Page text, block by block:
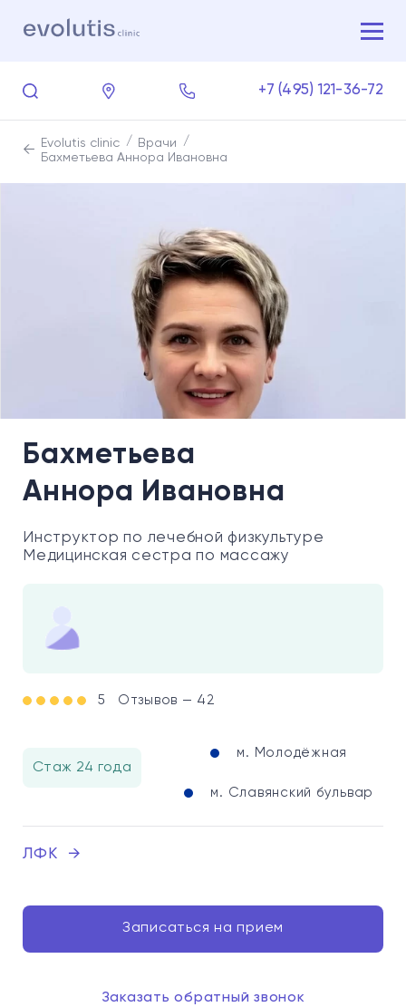
+7 (495) 121-36-72
Evolutis clinic
Врачи
Бахметьева Аннора Ивановна
Бахметьева
Аннора Ивановна
Инструктор по лечебной физкультуре
Медицинская сестра по массажу
5 Отзывов — 42
Стаж 24 года
м. Молодёжная
м. Славянский бульвар
ЛФК →
Записаться на прием
Заказать обратный звонок